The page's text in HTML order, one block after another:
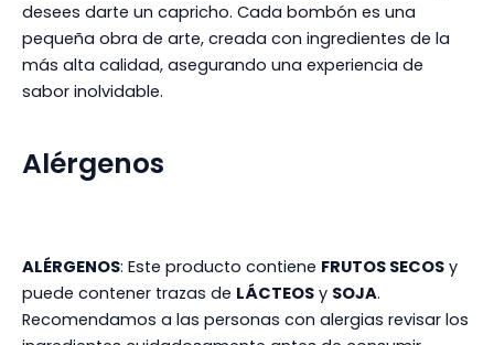
desees darte un capricho. Cada bombón es una
pequeña obra de arte, creada con ingredientes de la
más alta calidad, asegurando una experiencia de
sabor inolvidable.
Alérgenos
ALÉRGENOS: Este producto contiene FRUTOS SECOS y
puede contener trazas de LÁCTEOS y SOJA.
Recomendamos a las personas con alergias revisar los